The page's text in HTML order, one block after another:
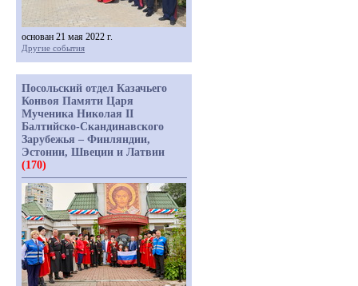
основан 21 мая 2022 г.
Другие события
Посольский отдел Казачьего
Конвоя Памяти Царя
Мученика Николая II
Балтийско-Скандинавского
Зарубежья – Финляндии,
Эстонии, Швеции и Латвии
(170)